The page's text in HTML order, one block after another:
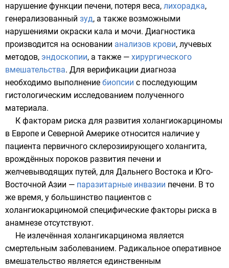
нарушение функции печени, потеря веса, лихорадка,
генерализованный зуд, а также возможными
нарушениями окраски кала и мочи. Диагностика
производится на основании анализов крови, лучевых
методов, эндоскопии, а также — хирургического
вмешательства. Для верификации диагноза
необходимо выполнение биопсии с последующим
гистологическим исследованием полученного
материала.
К факторам риска для развития холангиокарциномы
в Европе и Северной Америке относится наличие у
пациента первичного склерозиирующего холангита,
врождённых пороков развития печени и
желчевыводящих путей, для Дальнего Востока и Юго-
Восточной Азии — паразитарные инвазии печени. В то
же время, у большинство пациентов с
холангиокарциномой специфические факторы риска в
анамнезе отсутствуют.
Не излечённая холангикарцинома является
смертельным заболеванием. Радикальное оперативное
вмешательство является единственным